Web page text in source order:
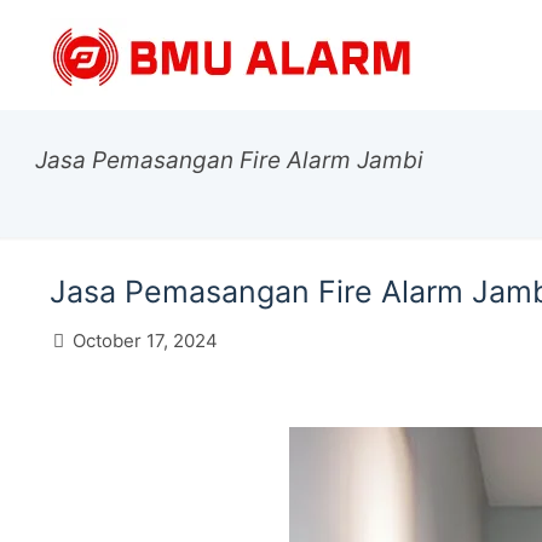
Jasa Pemasangan Fire Alarm Jambi
Jasa Pemasangan Fire Alarm
October 17, 2024